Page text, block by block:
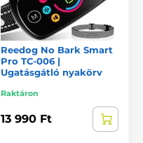
Reedog No Bark Smart
Pro TC-006 |
Ugatásgátló nyakörv
Raktáron
13 990 Ft